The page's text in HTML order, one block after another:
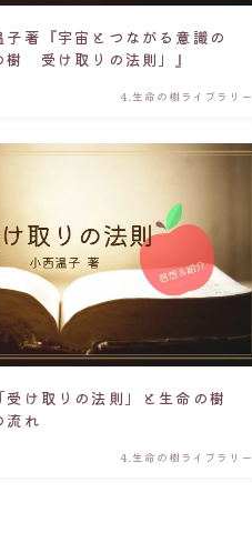
子著『宇宙とつながる意識の
樹 受け取りの法則」』
4.生命の樹ライブラリー
受け取りの法則」と生命の樹
流れ
4.生命の樹ライブラリー